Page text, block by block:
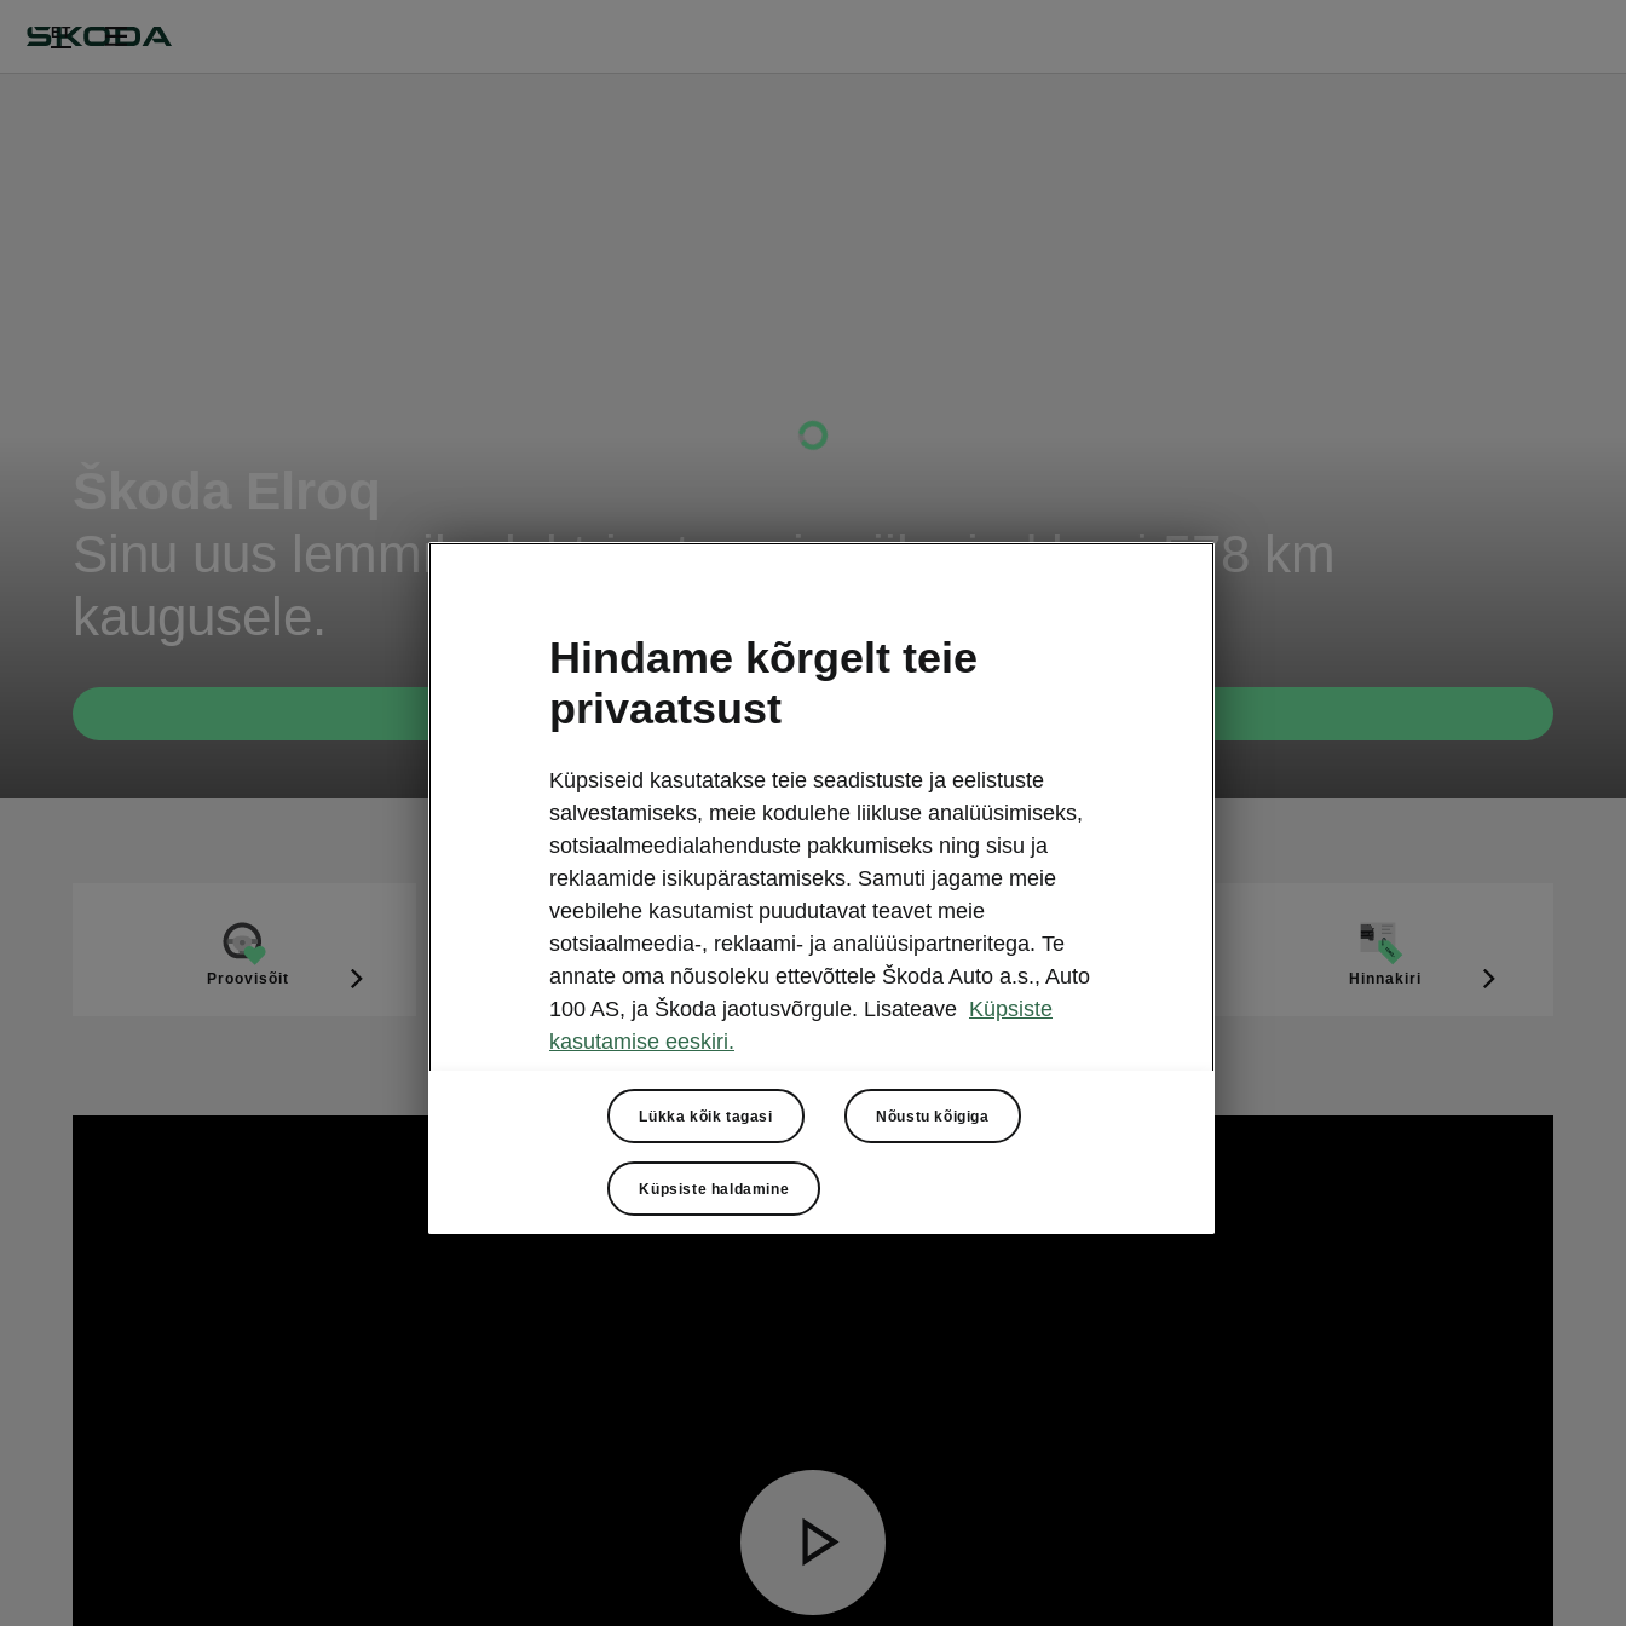
ET
Sinu uus lemmik elektriauto, mis viib sind kuni 578 km
kaugusele.
Konfiguraator
Proovisõit Konfiguraator Laoautod Hinnakiri
Hindame kõrgelt teie
privaatsust
Küpsiseid kasutatakse teie seadistuste ja eelistuste
salvestamiseks, meie kodulehe liikluse analüüsimiseks,
sotsiaalmeedialahenduste pakkumiseks ning sisu ja
reklaamide isikupärastamiseks. Samuti jagame meie
veebilehe kasutamist puudutavat teavet meie
sotsiaalmeedia-, reklaami- ja analüüsipartneritega. Te
annate oma nõusoleku ettevõttele Škoda Auto a.s., Auto
100 AS, ja Škoda jaotusvõrgule. Lisateave Küpsiste
kasutamise eeskiri.
Lükka kõik tagasi Nõustu kõigiga
Küpsiste haldamine